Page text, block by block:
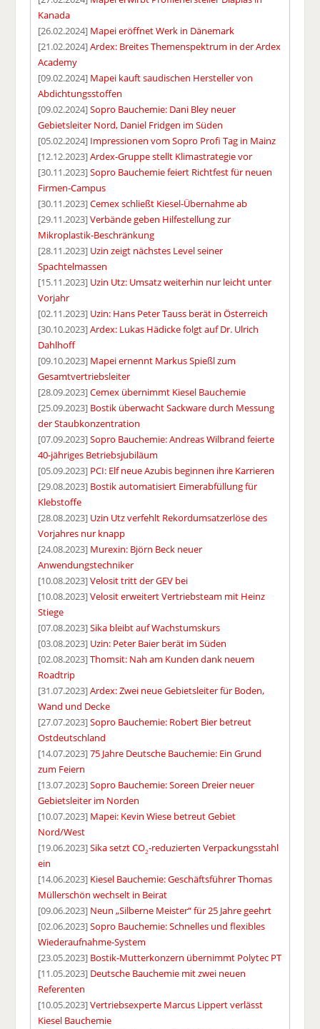
Kanada
[26.02.2024] Mapei eröffnet Werk in Dänemark
[21.02.2024]Ardex: Breites Themenspektrum in der Ardex
Academy
[09.02.2024] Mapei kauft saudischen Hersteller von
Abdichtungsstoffen
[09.02.2024]Sopro Bauchemie: Dani Bley neuer
Gebietsleiter Nord, Daniel Fridgen im Süden
[05.02.2024] Impressionen vom Sopro Profi Tag in Mainz
[12.12.2023]Ardex-Gruppe stellt Klimastrategie vor
[30.11.2023]Sopro Bauchemie feiert Richtfest für neuen
Firmen-Campus
[30.11.2023]Cemex schließt Kiesel-Übernahme ab
[29.11.2023]Verbände geben Hilfestellung zur
Mikroplastik-Beschränkung
[28.11.2023] Uzin zeigt nächstes Level seiner
Spachtelmassen
[15.11.2023] Uzin Utz: Umsatz weiterhin nur leicht unter
Vorjahr
[02.11.2023] Uzin: Hans Peter Tauss berät in Österreich
[30.10.2023]Ardex: Lukas Hädicke folgt auf Dr. Ulrich
Dahlhoff
[09.10.2023] Mapei ernennt Markus Spießl zum
Gesamtvertriebsleiter
[28.09.2023]Cemex übernimmt Kiesel Bauchemie
[25.09.2023] Bostik überwacht Sackware durch Messung
der Staubkonzentration
[07.09.2023]Sopro Bauchemie: Andreas Wilbrand feierte
40-jähriges Betriebsjubiläum
[05.09.2023] PCI: Elf neue Azubis beginnen ihre Karrieren
[29.08.2023] Bostik automatisiert Eimerabfüllung für
Klebstoffe
[28.08.2023] Uzin Utz verfehlt Rekordumsatzerlöse des
Vorjahres nur knapp
[24.08.2023] Murexin: Björn Beck neuer
Anwendungstechniker
[10.08.2023]Velosit tritt der GEV bei
[10.08.2023]Velosit erweitert Vertriebsteam mit Heinz
Stiege
[07.08.2023]Sika bleibt auf Wachstumskurs
[03.08.2023] Uzin: Peter Baier berät im Süden
[02.08.2023]Thomsit: Nah am Kunden dank neuem
Roadtrip
[31.07.2023]Ardex: Zwei neue Gebietsleiter für Boden,
Wand und Decke
[27.07.2023]Sopro Bauchemie: Robert Bier betreut
Ostdeutschland
[14.07.2023]75 Jahre Deutsche Bauchemie: Ein Grund
zum Feiern
[13.07.2023]Sopro Bauchemie: Soreen Dreier neuer
Gebietsleiter im Norden
[10.07.2023] Mapei: Kevin Wiese betreut Gebiet
Nord/West
[19.06.2023]Sika setzt CO2-reduzierten Verpackungsstahl
ein
[14.06.2023] Kiesel Bauchemie: Geschäftsführer Thomas
Müllerschön wechselt in Beirat
[09.06.2023] Neun „Silberne Meister“ für 25 Jahre geehrt
[02.06.2023]Sopro Bauchemie: Schnelles und flexibles
Wiederaufnahme-System
[23.05.2023] Bostik-Mutterkonzern übernimmt Polytec PT
[11.05.2023] Deutsche Bauchemie mit zwei neuen
Referenten
[10.05.2023]Vertriebsexperte Marcus Lippert verlässt
Kiesel Bauchemie